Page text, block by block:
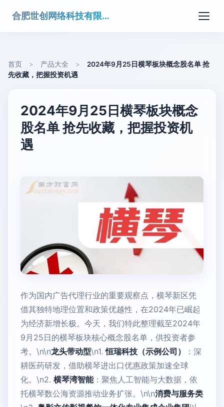
合肥世创网络科技有限公司
首页 > 产品大全 >
2024年9月25日横琴板块概念股名单 抢
先收藏，把握投资机遇
2024年9月25日横琴板块概念
股名单 抢先收藏，把握投资机
遇
作为国内广告代理行业的重要观察点，横琴新区凭
借其独特地理位置和政策优越性，在2024年已崛起
为经济新增长极。今天，我们特此整理截至2024年
9月25日的横琴板块核心概念股名单，供投资者参
考。\n\n龙头带动型\n1.恒瑞科技（示例公司）
：深
耕医药研发，借助横琴进出口优惠政策加速全球
化。\n2. 横琴湾智能：聚焦人工智能与大数据，依
托横琴数公海资源推动业务扩张。\n\n消费与服务类